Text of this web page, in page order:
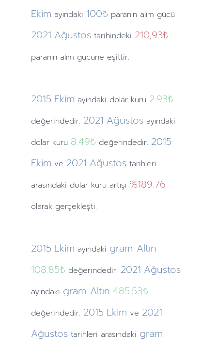
Ekim ayındaki 100₺ paranın alım gücü
2021 Ağustos tarihindeki 210,93₺
paranın alım gücüne eşittir.
2015 Ekim ayındaki dolar kuru 2.93₺
değerindedir. 2021 Ağustos ayındaki
dolar kuru 8.49₺değerindedir. 2015
Ekim ve 2021 Ağustos tarihleri
arasındaki dolar kuru artışı %189.76
olarak gerçekleşti.
2015 Ekim ayındaki gram Altın
108.85₺değerindedir. 2021 Ağustos
ayındaki gram Altın 485.53₺
değerindedir. 2015 Ekim ve 2021
Ağustos tarihleri arasındaki gram